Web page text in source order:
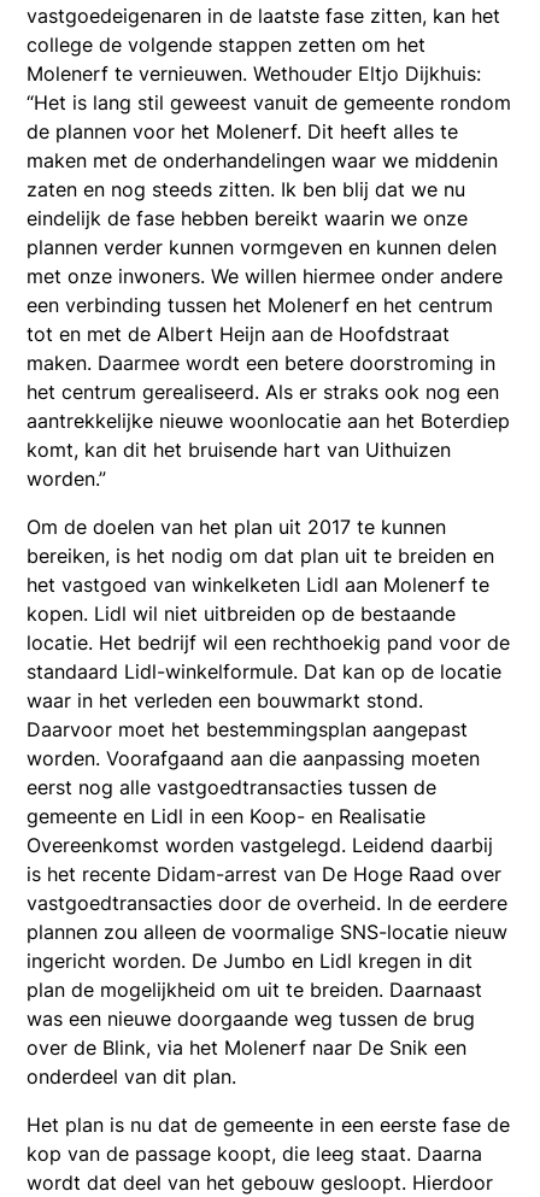
vastgoedeigenaren in de laatste fase zitten, kan het
college de volgende stappen zetten om het
Molenerf te vernieuwen. Wethouder Eltjo Dijkhuis:
“Het is lang stil geweest vanuit de gemeente rondom
de plannen voor het Molenerf. Dit heeft alles te
maken met de onderhandelingen waar we middenin
zaten en nog steeds zitten. Ik ben blij dat we nu
eindelijk de fase hebben bereikt waarin we onze
plannen verder kunnen vormgeven en kunnen delen
met onze inwoners. We willen hiermee onder andere
een verbinding tussen het Molenerf en het centrum
tot en met de Albert Heijn aan de Hoofdstraat
maken. Daarmee wordt een betere doorstroming in
het centrum gerealiseerd. Als er straks ook nog een
aantrekkelijke nieuwe woonlocatie aan het Boterdiep
komt, kan dit het bruisende hart van Uithuizen
worden.”
Om de doelen van het plan uit 2017 te kunnen
bereiken, is het nodig om dat plan uit te breiden en
het vastgoed van winkelketen Lidl aan Molenerf te
kopen. Lidl wil niet uitbreiden op de bestaande
locatie. Het bedrijf wil een rechthoekig pand voor de
standaard Lidl-winkelformule. Dat kan op de locatie
waar in het verleden een bouwmarkt stond.
Daarvoor moet het bestemmingsplan aangepast
worden. Voorafgaand aan die aanpassing moeten
eerst nog alle vastgoedtransacties tussen de
gemeente en Lidl in een Koop- en Realisatie
Overeenkomst worden vastgelegd. Leidend daarbij
is het recente Didam-arrest van De Hoge Raad over
vastgoedtransacties door de overheid. In de eerdere
plannen zou alleen de voormalige SNS-locatie nieuw
ingericht worden. De Jumbo en Lidl kregen in dit
plan de mogelijkheid om uit te breiden. Daarnaast
was een nieuwe doorgaande weg tussen de brug
over de Blink, via het Molenerf naar De Snik een
onderdeel van dit plan.
Het plan is nu dat de gemeente in een eerste fase de
kop van de passage koopt, die leeg staat. Daarna
wordt dat deel van het gebouw gesloopt. Hierdoor